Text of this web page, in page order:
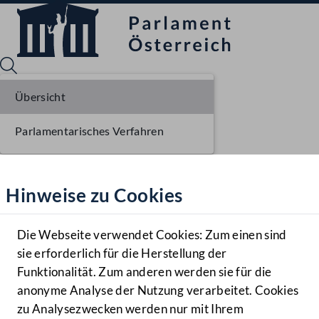
Hilfe
Benutzer
Navigationsmenü öffnen
MENÜ
Hinweise zu Cookies
Die Webseite verwendet Cookies: Zum einen sind
sie erforderlich für die Herstellung der
Funktionalität. Zum anderen werden sie für die
anonyme Analyse der Nutzung verarbeitet. Cookies
zu Analysezwecken werden nur mit Ihrem
Übersicht
Parlamentarisches Verfahren